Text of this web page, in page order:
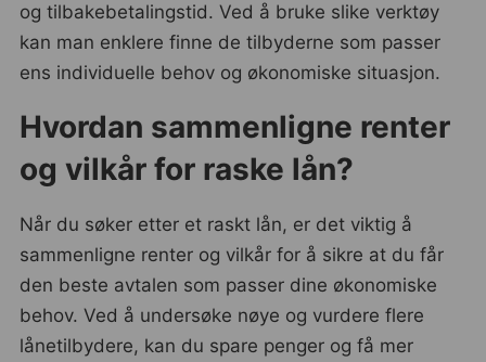
og tilbakebetalingstid. Ved å bruke slike verktøy
kan man enklere finne de tilbyderne som passer
ens individuelle behov og økonomiske situasjon.
Hvordan sammenligne renter
og vilkår for raske lån?
Når du søker etter et raskt lån, er det viktig å
sammenligne renter og vilkår for å sikre at du får
den beste avtalen som passer dine økonomiske
behov. Ved å undersøke nøye og vurdere flere
lånetilbydere, kan du spare penger og få mer